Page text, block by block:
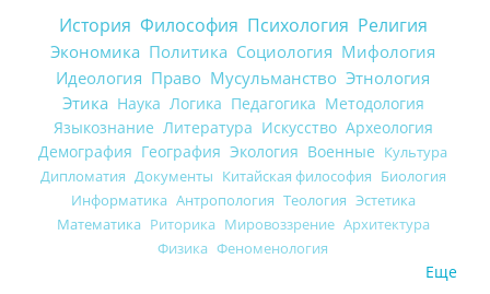
История Философия Психология Религия
Экономика Политика Социология Мифология
Идеология Право Мусульманство Этнология
Этика Наука Логика Педагогика Методология
Языкознание Литература Искусство Археология
Демография География Экология Военные Культура
Дипломатия Документы Китайская философия Биология
Информатика Антропология Теология Эстетика
Математика Риторика Мировоззрение Архитектура
Физика Феноменология
Еще